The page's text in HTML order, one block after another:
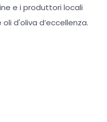
e i produttori locali
d'oliva d’eccellenza.